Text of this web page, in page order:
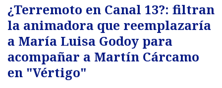
¿Terremoto en Canal 13?: filtran
la animadora que reemplazaría
a María Luisa Godoy para
acompañar a Martín Cárcamo
en "Vértigo"